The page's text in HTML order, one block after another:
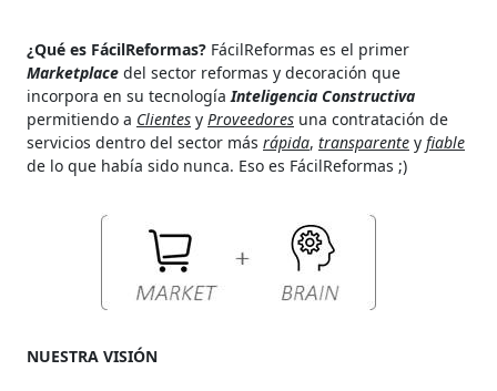
¿Qué es FácilReformas? FácilReformas es el primer
Marketplace del sector reformas y decoración que
incorpora en su tecnologíaInteligencia Constructiva
permitiendo a Clientes y Proveedores una contratación de
servicios dentro del sector más rápida, transparente y fiable
de lo que había sido nunca. Eso es FácilReformas ;)
NUESTRA VISIÓN